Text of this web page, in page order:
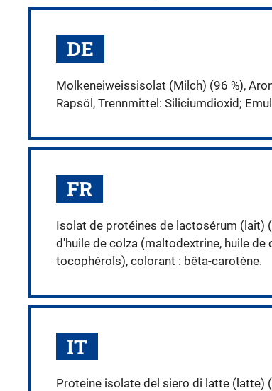
DE
Molkeneiweissisolat (Milch) (96 %),
Rapsöl, Trennmittel: Siliciumdioxid;
FR
Isolat de protéines de lactosérum (lait)
d'huile de colza (maltodextrine, huile
tocophérols), colorant : bêta-carotène.
IT
Proteine isolate del siero di latte (latte)